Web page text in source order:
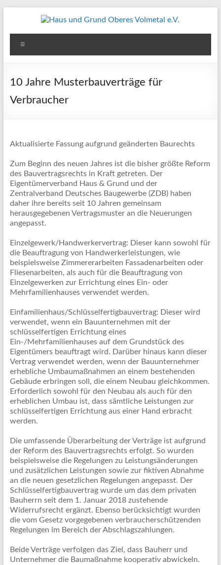
Haus
und
Grund
Oberes
10 Jahre Musterbauverträge für
Verbraucher
Aktualisierte Fassung aufgrund geänderten Baurechts
Zum Beginn des neuen Jahres ist die bisher größte Reform
des Bauvertragsrechts in Kraft getreten. Der
Eigentümerverband Haus & Grund und der
Zentralverband Deutsches Baugewerbe (ZDB) haben
daher ihre bereits seit 10 Jahren gemeinsam
herausgegebenen Vertragsmuster an die Neuerungen
angepasst.
Einzelgewerk/Handwerkervertrag: Dieser kann sowohl für
die Beauftragung von Handwerkerleistungen, wie
beispielsweise Zimmererarbeiten Fassadenarbeiten oder
Fliesenarbeiten, als auch für die Beauftragung von
Einzelgewerken zur Errichtung eines Ein- oder
Mehrfamilienhauses verwendet werden.
Einfamilienhaus/Schlüsselfertigbauvertrag: Dieser wird
verwendet, wenn ein Bauunternehmen mit der
schlüsselfertigen Errichtung eines
Ein-/Mehrfamilienhauses auf dem Grundstück des
Eigentümers beauftragt wird. Darüber hinaus kann dieser
Vertrag verwendet werden, wenn der Bauunternehmer
erhebliche Umbaumaßnahmen an einem bestehenden
Gebäude erbringen soll, die einem Neubau gleichkommen.
Erforderlich sowohl für den Neubau als auch für den
erheblichen Umbau ist, dass sämtliche Leistungen zur
schlüsselfertigen Errichtung aus einer Hand erbracht
werden.
Die umfassende Überarbeitung der Verträge ist aufgrund
der Reform des Bauvertragsrechts erfolgt. So wurden
beispielsweise die Regelungen zu Leistungsänderungen
und zusätzlichen Leistungen sowie zur fiktiven Abnahme
an die neuen gesetzlichen Regelungen angepasst. Der
Schlüsselfertigbauvertrag wurde um das dem privaten
Bauherrn seit dem 1. Januar 2018 zustehende
Widerrufsrecht ergänzt. Ebenso berücksichtigt wurden
die vom Gesetz vorgegebenen verbraucherschützenden
Regelungen im Bereich der Abschlagszahlungen.
Beide Verträge verfolgen das Ziel, dass Bauherr und
Unternehmer die Baumaßnahme kooperativ abwickeln.